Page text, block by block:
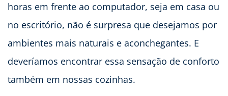
horas em frente ao computador, seja em casa ou
no escritório, não é surpresa que desejamos por
ambientes mais naturais e aconchegantes. E
deveríamos encontrar essa sensação de conforto
também em nossas cozinhas.